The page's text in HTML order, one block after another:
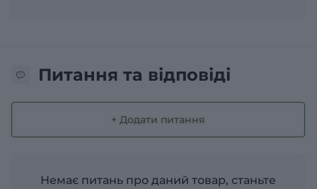
Питання та відповіді
+ Додати питання
Немає питань про даний товар, станьте